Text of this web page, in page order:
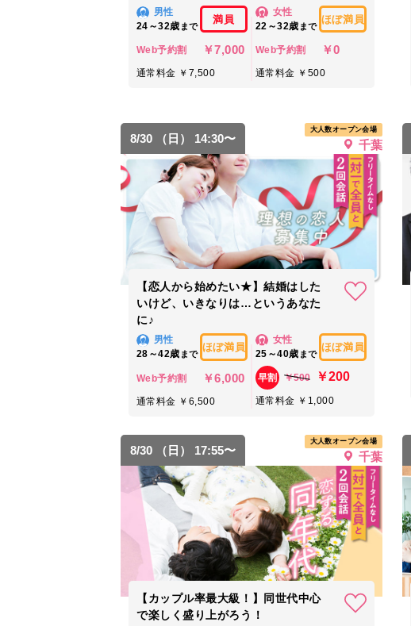
男性
24～32歳 まで
満員
Web予約割 ￥7,000
通常料金 ￥7,500
女性
22～32歳 まで
ほぼ満員
Web予約割 ￥0
通常料金 ￥500
8/30 （日） 14:30〜
大人数オープン会場
千葉
【恋人から始めたい★】結婚はした
いけど、いきなりは…というあなた
に♪
男性
28～42歳 まで
ほぼ満員
Web予約割 ￥6,000
通常料金 ￥6,500
女性
25～40歳 まで
ほぼ満員
早割 ￥500 ￥200
通常料金 ￥1,000
8/30 （日） 17:55〜
大人数オープン会場
千葉
【カップル率最大級！】同世代中心
で楽しく盛り上がろう！